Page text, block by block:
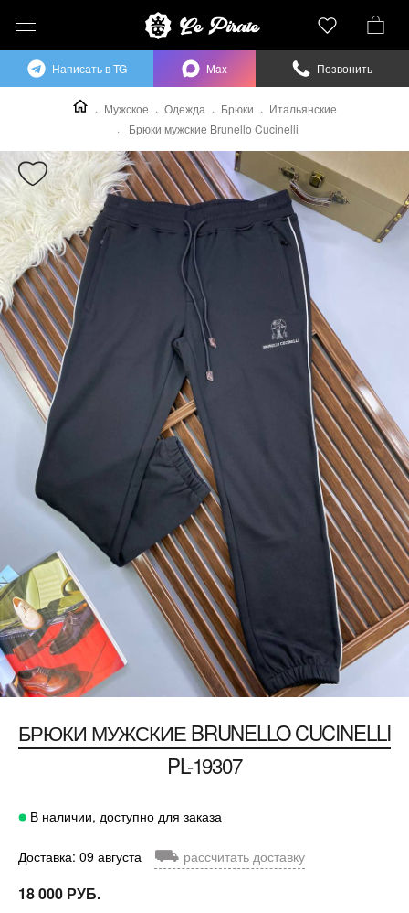
Мужское Одежда Брюки
Итальянские
Брюки мужские Brunello Cucinelli
БРЮКИ МУЖСКИЕBRUNELLO CUCINELLI
PL-19307
В наличии, доступно для заказа
Доставка: 09 августа ⛟ рассчитать доставку
18 000 РУБ.
Написать в TG Max Позвонить